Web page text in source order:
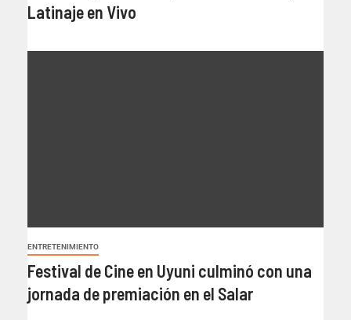
Latinaje en Vivo
ENTRETENIMIENTO
Festival de Cine en Uyuni culminó con una
jornada de premiación en el Salar